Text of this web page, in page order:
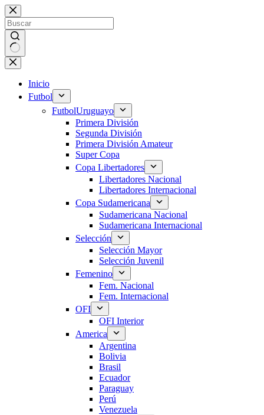
Saltar
al
contenido
Sin
resultados
Inicio
Futbol
FutbolUruguayo
Primera División
Segunda División
Primera División Amateur
Super Copa
Copa Libertadores
Libertadores Nacional
Libertadores Internacional
Copa Sudamericana
Sudamericana Nacional
Sudamericana Internacional
Selección
Selección Mayor
Selección Juvenil
Femenino
Fem. Nacional
Fem. Internacional
OFI
OFI Interior
America
Argentina
Bolivia
Brasil
Ecuador
Paraguay
Perú
Venezuela